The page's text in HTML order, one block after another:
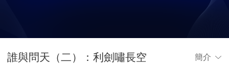
誰與問天（二）：利劍嘯長空 簡介